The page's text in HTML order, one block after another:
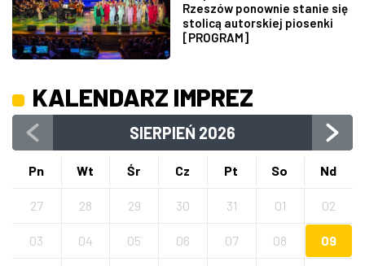
Rzeszów ponownie stanie się
stolicą autorskiej piosenki
[PROGRAM]
KALENDARZ IMPREZ
SIERPIEŃ 2026
Pn Wt Śr Cz Pt So Nd
27 28 29 30 31 01 02
03 04 05 06 07 08 09